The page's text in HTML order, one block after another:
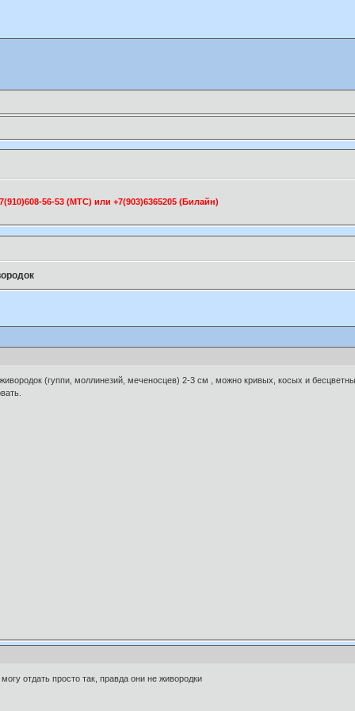
56-53 (МТС) или +7(903)6365205 (Билайн)
(гуппи, моллинезий, меченосцев) 2-3 см , можно кривых, косых и
отдать просто так, правда они не живородки